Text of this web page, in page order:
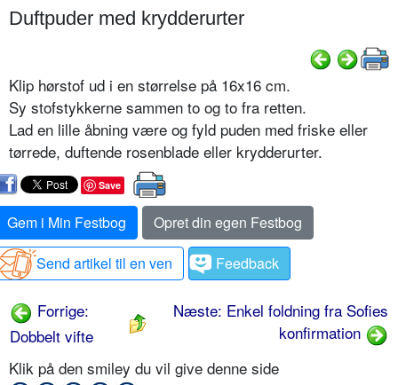
Duftpuder med krydderurter
Klip hørstof ud i en størrelse på 16x16 cm.
Sy stofstykkerne sammen to og to fra retten.
Lad en lille åbning være og fyld puden med friske eller
tørrede, duftende rosenblade eller krydderurter.
Save
Gem i Min Festbog
Opret din egen Festbog
Send artikel til en ven
Feedback
Forrige:
Dobbelt vifte
Næste: Enkel foldning fra Sofies
konfirmation
Klik på den smiley du vil give denne side